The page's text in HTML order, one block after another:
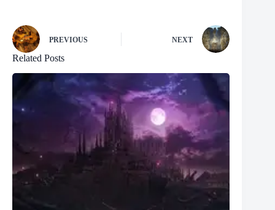
PREVIOUS NEXT
Related Posts